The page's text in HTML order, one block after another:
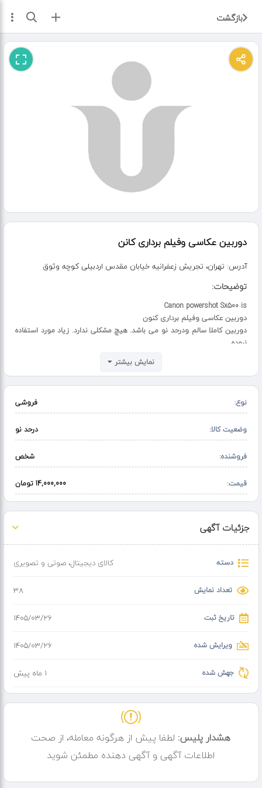
بازگشت ثبت آگهی
دوربین عکاسی وفیلم برداری کانن
آدرس: تهران، تجریش زعفرانیه خیابان مقدس اردبیلی کوچه وثوق
توضیحات:
Canon powershot Sx500 is
دوربین عکاسی وفیلم برداری کنون
دوربین کاملا سالم ودرحد نو می باشد. هیچ مشکلی ندارد. زیاد مورد استفاده
نبوده
بسیار با کیفیت عالی
کیف مخصوص. وپایه دوربین
به قیمت خیلی مناسب به فروش میرسه
تخفیف جزئی پایه معامله
نمایش بیشتر
نوع: فروشی
وضعیت کالا: درحد نو
فروشنده: شخص
قیمت: 14,000,000 تومان
جزئیات آگهی
دسته کالای دیجیتال،صوتی و تصویری
تعداد نمایش 38
تاریخ ثبت ۱۴۰۵/۰۳/۲۶
ویرایش شده ۱۴۰۵/۰۳/۲۶
جهش شده 1 ماه پیش
هشدار پلیس: لطفا پیش از هرگونه معامله، از صحت
اطلاعات آگهی و آگهی دهنده مطمئن شوید